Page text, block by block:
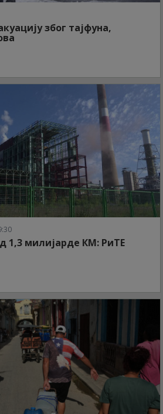
због тајфуна,
1,3 милијарде КМ: РиТЕ